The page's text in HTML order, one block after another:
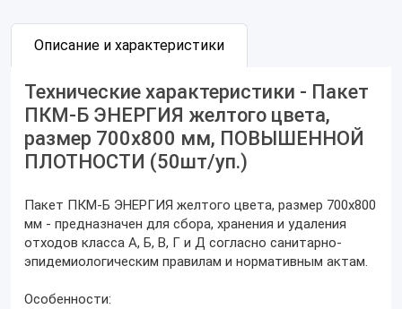
Описание и характеристики
Технические характеристики - Пакет
ПКМ-Б ЭНЕРГИЯ желтого цвета,
размер 700х800 мм, ПОВЫШЕННОЙ
ПЛОТНОСТИ (50шт/уп.)
Пакет ПКМ-Б ЭНЕРГИЯ желтого цвета, размер 700х800
мм - предназначен для сбора, хранения и удаления
отходов класса А, Б, В, Г и Д согласно санитарно-
эпидемиологическим правилам и нормативным актам.
Особенности: